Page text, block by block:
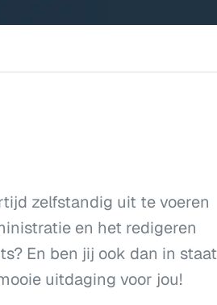
zelfstandig uit te voeren
en het redigeren
En ben jij ook dan in staat
uitdaging voor jou!